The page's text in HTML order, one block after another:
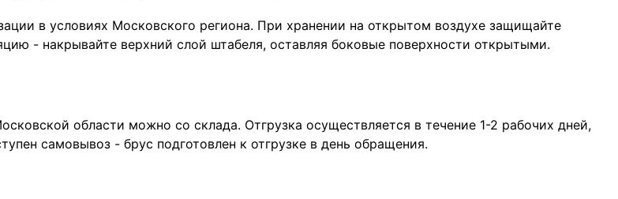
в условиях Московского региона. При хранении на открытом воздухе защищайте
- накрывайте верхний слой штабеля, оставляя боковые поверхности открытыми.
области можно со склада. Отгрузка осуществляется в течение 1-2 рабочих дней,
самовывоз - брус подготовлен к отгрузке в день обращения.